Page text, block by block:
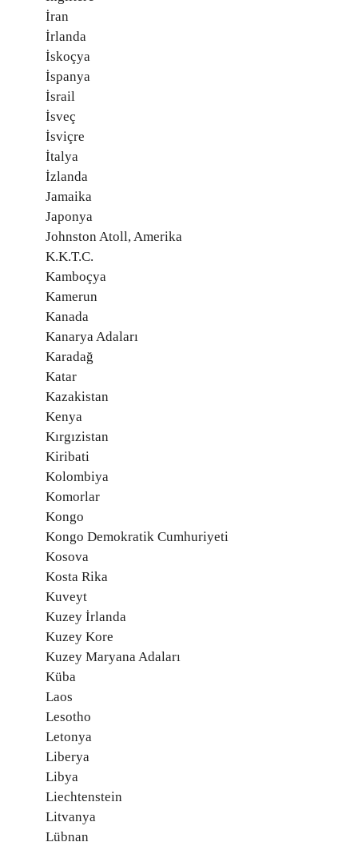
İran
İrlanda
İskoçya
İspanya
İsrail
İsveç
İsviçre
İtalya
İzlanda
Jamaika
Japonya
Johnston Atoll, Amerika
K.K.T.C.
Kamboçya
Kamerun
Kanada
Kanarya Adaları
Karadağ
Katar
Kazakistan
Kenya
Kırgızistan
Kiribati
Kolombiya
Komorlar
Kongo
Kongo Demokratik Cumhuriyeti
Kosova
Kosta Rika
Kuveyt
Kuzey İrlanda
Kuzey Kore
Kuzey Maryana Adaları
Küba
Laos
Lesotho
Letonya
Liberya
Libya
Liechtenstein
Litvanya
Lübnan